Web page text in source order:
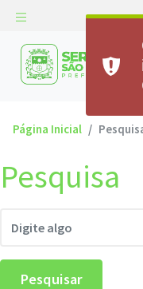
Página Inicial
Pesquisa
Pesquisar